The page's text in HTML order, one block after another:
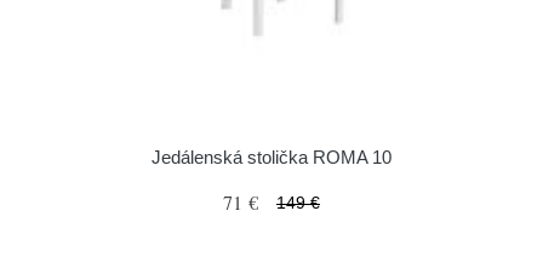
Jedálenská stolička ROMA 10
71 € 149 €